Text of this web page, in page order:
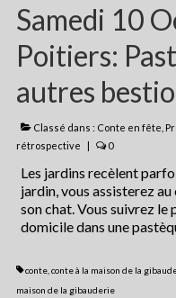
Samedi 10
Poitiers:
autres
Classé dans : Conte en fête
rétrospective
| 0
Les jardins recèlent
jardin, vous assisterez
son chat. Vous suivrez le
domicile dans une
conte, conte à la maison de la
maison de la gibauderie